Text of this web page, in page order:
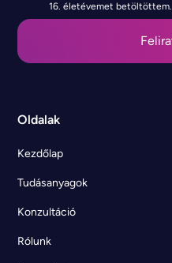
16. életévemet betöltöttem.
Oldalak
Kezdőlap
Tudásanyagok
Konzultáció
Rólunk